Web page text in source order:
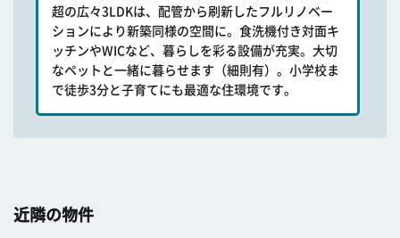
超の広々3LDKは、配管から刷新したフルリノベー
ションにより新築同様の空間に。食洗機付き対面キ
ッチンやWICなど、暮らしを彩る設備が充実。大切
なペットと一緒に暮らせます（細則有）。小学校ま
で徒歩3分と子育てにも最適な住環境です。
近隣の物件